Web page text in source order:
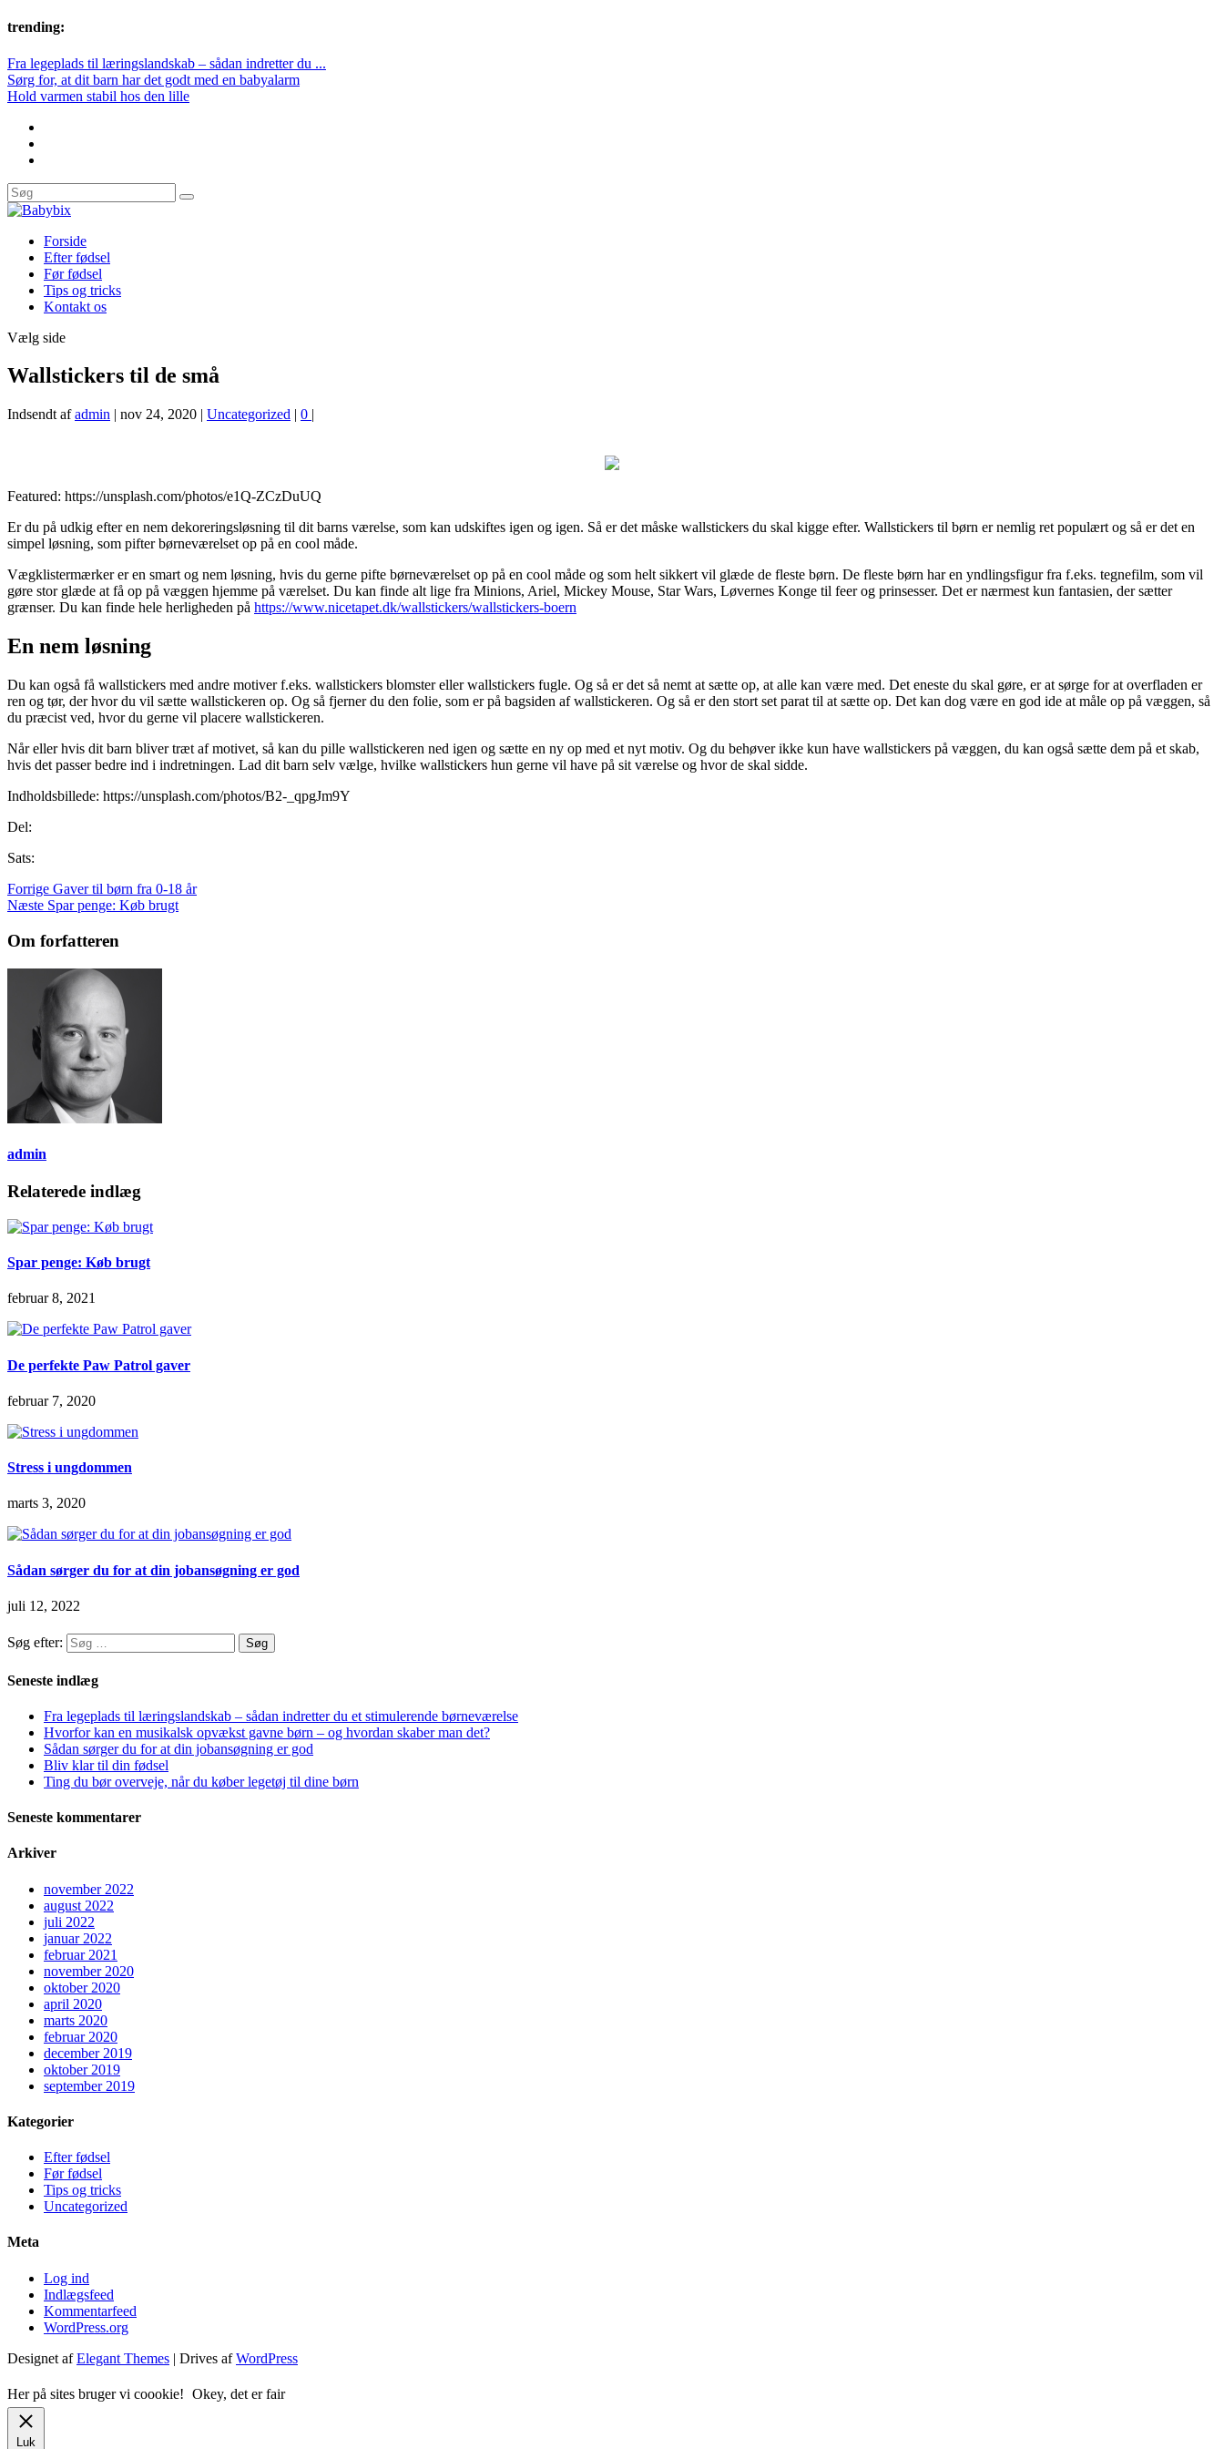
trending:
Fra legeplads til læringslandskab – sådan indretter du ...
Sørg for, at dit barn har det godt med en babyalarm
Hold varmen stabil hos den lille
Forside
Efter fødsel
Før fødsel
Tips og tricks
Kontakt os
Vælg side
Wallstickers til de små
Indsendt afadmin | nov 24, 2020 | Uncategorized | 0 |
Featured: https://unsplash.com/photos/e1Q-ZCzDuUQ
Er du på udkig efter en nem dekoreringsløsning til dit barns værelse, som kan udskiftes igen og igen. Så er det måske wallstickers du skal kigge efter. Wallstickers til børn er nemlig ret populært og så er det en
simpel løsning, som pifter børneværelset op på en cool måde.
Vægklistermærker er en smart og nem løsning, hvis du gerne pifte børneværelset op på en cool måde og som helt sikkert vil glæde de fleste børn. De fleste børn har en yndlingsfigur fra f.eks. tegnefilm, som vil
gøre stor glæde at få op på væggen hjemme på værelset. Du kan finde alt lige fra Minions, Ariel, Mickey Mouse, Star Wars, Løvernes Konge til feer og prinsesser. Det er nærmest kun fantasien, der sætter
grænser. Du kan finde hele herligheden på https://www.nicetapet.dk/wallstickers/wallstickers-boern
En nem løsning
Du kan også få wallstickers med andre motiver f.eks. wallstickers blomster eller wallstickers fugle. Og så er det så nemt at sætte op, at alle kan være med. Det eneste du skal gøre, er at sørge for at overfladen er
ren og tør, der hvor du vil sætte wallstickeren op. Og så fjerner du den folie, som er på bagsiden af wallstickeren. Og så er den stort set parat til at sætte op. Det kan dog være en god ide at måle op på væggen, så
du præcist ved, hvor du gerne vil placere wallstickeren.
Når eller hvis dit barn bliver træt af motivet, så kan du pille wallstickeren ned igen og sætte en ny op med et nyt motiv. Og du behøver ikke kun have wallstickers på væggen, du kan også sætte dem på et skab,
hvis det passer bedre ind i indretningen. Lad dit barn selv vælge, hvilke wallstickers hun gerne vil have på sit værelse og hvor de skal sidde.
Indholdsbillede: https://unsplash.com/photos/B2-_qpgJm9Y
Del:
Sats:
Forrige Gaver til børn fra 0-18 år
Næste Spar penge: Køb brugt
Om forfatteren
admin
Relaterede indlæg
Spar penge: Køb brugt
februar 8, 2021
De perfekte Paw Patrol gaver
februar 7, 2020
Stress i ungdommen
marts 3, 2020
Sådan sørger du for at din jobansøgning er god
juli 12, 2022
Søg efter:
Seneste indlæg
Fra legeplads til læringslandskab – sådan indretter du et stimulerende børneværelse
Hvorfor kan en musikalsk opvækst gavne børn – og hvordan skaber man det?
Sådan sørger du for at din jobansøgning er god
Bliv klar til din fødsel
Ting du bør overveje, når du køber legetøj til dine børn
Seneste kommentarer
Arkiver
november 2022
august 2022
juli 2022
januar 2022
februar 2021
november 2020
oktober 2020
april 2020
marts 2020
februar 2020
december 2019
oktober 2019
september 2019
Kategorier
Efter fødsel
Før fødsel
Tips og tricks
Uncategorized
Meta
Log ind
Indlægsfeed
Kommentarfeed
WordPress.org
Designet afElegant Themes | Drives afWordPress
Her på sites bruger vi coookie! Okey, det er fair
Luk